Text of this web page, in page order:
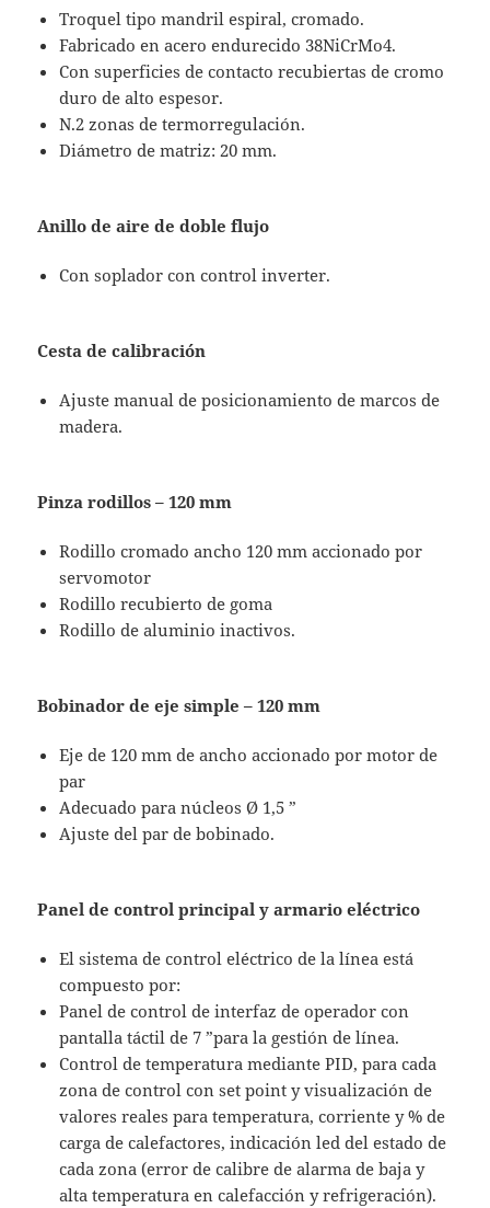
Troquel tipo mandril espiral, cromado.
Fabricado en acero endurecido 38NiCrMo4.
Con superficies de contacto recubiertas de cromo
duro de alto espesor.
N.2 zonas de termorregulación.
Diámetro de matriz: 20 mm.
Anillo de aire de doble flujo
Con soplador con control inverter.
Cesta de calibración
Ajuste manual de posicionamiento de marcos de
madera.
Pinza rodillos – 120 mm
Rodillo cromado ancho 120 mm accionado por
servomotor
Rodillo recubierto de goma
Rodillo de aluminio inactivos.
Bobinador de eje simple – 120 mm
Eje de 120 mm de ancho accionado por motor de
par
Adecuado para núcleos Ø 1,5 ”
Ajuste del par de bobinado.
Panel de control principal y armario eléctrico
El sistema de control eléctrico de la línea está
compuesto por:
Panel de control de interfaz de operador con
pantalla táctil de 7 ”para la gestión de línea.
Control de temperatura mediante PID, para cada
zona de control con set point y visualización de
valores reales para temperatura, corriente y % de
carga de calefactores, indicación led del estado de
cada zona (error de calibre de alarma de baja y
alta temperatura en calefacción y refrigeración).